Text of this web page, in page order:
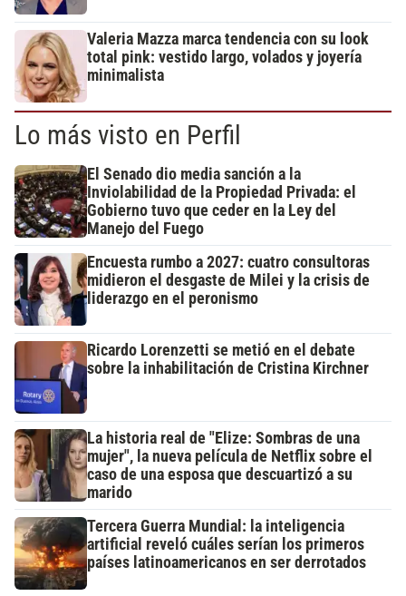
Valeria Mazza marca tendencia con su look
total pink: vestido largo, volados y joyería
minimalista
Lo más visto en Perfil
El Senado dio media sanción a la
Inviolabilidad de la Propiedad Privada: el
Gobierno tuvo que ceder en la Ley del
Manejo del Fuego
Encuesta rumbo a 2027: cuatro consultoras
midieron el desgaste de Milei y la crisis de
liderazgo en el peronismo
Ricardo Lorenzetti se metió en el debate
sobre la inhabilitación de Cristina Kirchner
La historia real de "Elize: Sombras de una
mujer", la nueva película de Netflix sobre el
caso de una esposa que descuartizó a su
marido
Tercera Guerra Mundial: la inteligencia
artificial reveló cuáles serían los primeros
países latinoamericanos en ser derrotados